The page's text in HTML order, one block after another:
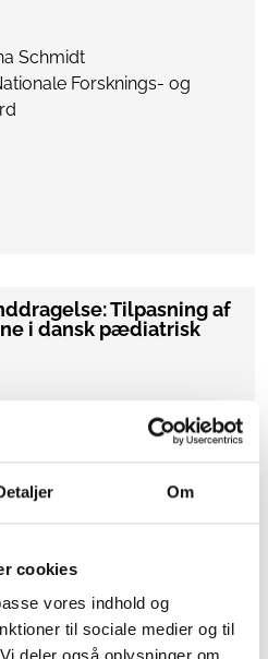
Om
cookies
vores indhold og
til sociale medier og til
Schmidt
Forsknings- og
Tilpasning af
i dansk pædiatrisk
Aarhus Universitetshospital